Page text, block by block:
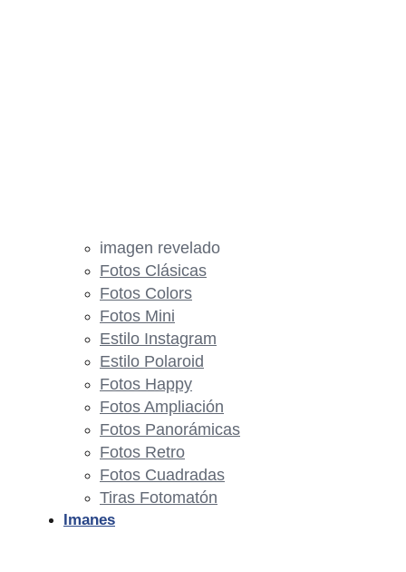
imagen revelado
Fotos Clásicas
Fotos Colors
Fotos Mini
Estilo Instagram
Estilo Polaroid
Fotos Happy
Fotos Ampliación
Fotos Panorámicas
Fotos Retro
Fotos Cuadradas
Tiras Fotomatón
Imanes